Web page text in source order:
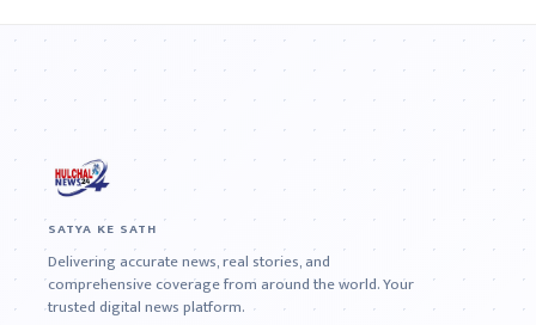
SATYA KE SATH
Delivering accurate news, real stories, and
comprehensive coverage from around the world. Your
trusted digital news platform.